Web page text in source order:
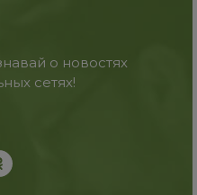
о новостях
сетях!